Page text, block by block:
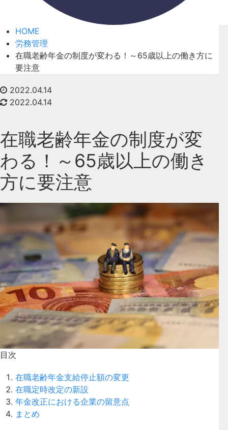
HOME
労務管理
在職老齢年金の制度が変わる！～65歳以上の働き方に
要注意
2022.04.14
2022.04.14
在職老齢年金の制度が変
わる！～65歳以上の働き
方に要注意
目次
在職老齢年金支給停止額の変更
在職定時改定の新設
年金改正における企業の留意点
まとめ